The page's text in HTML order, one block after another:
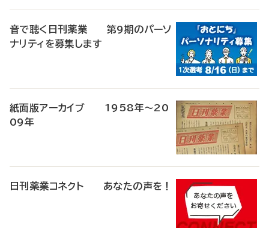
音で聴く日刊薬業 第9期のパーソ
ナリティを募集します
紙面版アーカイブ 1958年～20
09年
日刊薬業コネクト あなたの声を！